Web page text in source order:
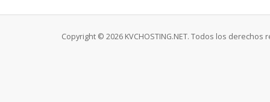
Copyright © 2026 KVCHOSTING.NET. Todos los derechos